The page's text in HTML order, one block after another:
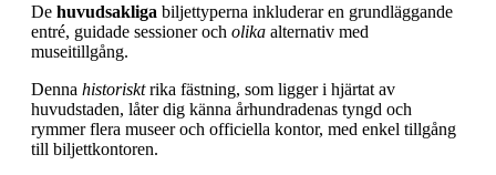
De huvudsakliga biljettyperna inkluderar en grundläggande
entré, guidade sessioner och olika alternativ med
museitillgång.
Denna historisktrika fästning, som ligger i hjärtat av
huvudstaden, låter dig känna århundradenas tyngd och
rymmer flera museer och officiella kontor, med enkel tillgång
till biljettkontoren.